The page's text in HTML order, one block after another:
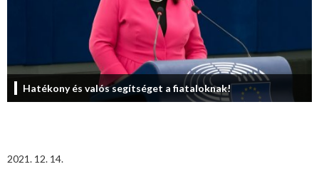
Hatékony és valós segítséget a fiataloknak!
2021. 12. 14.